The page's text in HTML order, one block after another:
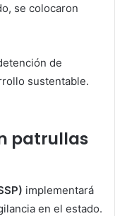
se colocaron
de
sustentable.
patrullas
implementará
en el estado.